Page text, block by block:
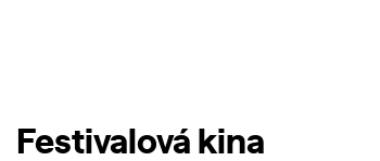
Festivalová kina